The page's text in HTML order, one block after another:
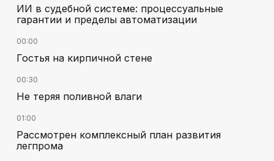
ИИ в судебной системе: процессуальные
гарантии и пределы автоматизации
00:00
Гостья на кирпичной стене
00:30
Не теряя поливной влаги
01:00
Рассмотрен комплексный план развития
легпрома